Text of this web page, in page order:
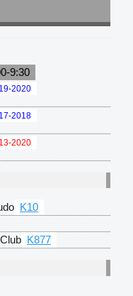
9:30
2020
2018
2020
K10
K877